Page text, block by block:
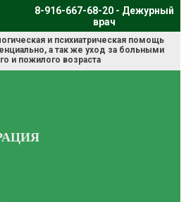
8-916-667-68-20 - Дежурный
врач
и психиатрическая помощь
а так же уход за больными
и пожилого возраста